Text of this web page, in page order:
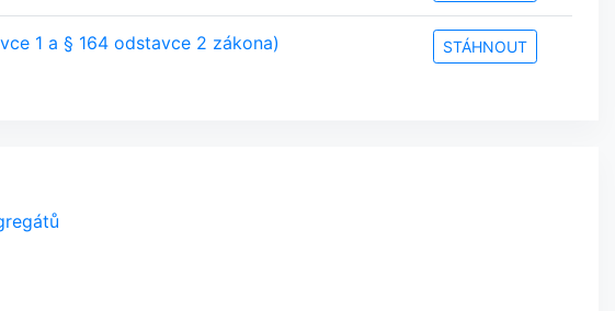
1 a § 164 odstavce 2 zákona) STÁHNOUT